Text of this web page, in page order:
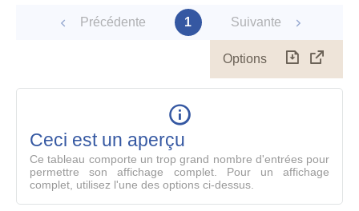
Précédente 1 Suivante
Options
le
Ceci est un aperçu
Ce tableau comporte un trop grand nombre d'entrées pour
permettre son affichage complet. Pour un affichage
complet, utilisez l'une des options ci-dessus.